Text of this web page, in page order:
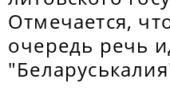
Отмечается,
очередь речь